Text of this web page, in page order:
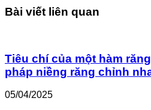
Bài viết liên quan
Tiêu chí của một hàm
pháp niềng răng chỉnh
05/04/2025